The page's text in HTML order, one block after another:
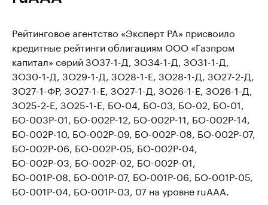
Рейтинговое агентство «Эксперт РА» присвоило
кредитные рейтинги облигациям ООО «Газпром
капитал» серий ЗО37-1-Д, ЗО34-1-Д, ЗО31-1-Д,
ЗО30-1-Д, ЗО29-1-Д, ЗО28-1-E, ЗО28-1-Д, ЗО27-2-Д,
ЗО27-1-ФР, ЗО27-1-Е, ЗО27-1-Д, ЗО26-1-Е, ЗО26-1-Д,
ЗО25-2-Е, ЗО25-1-Е, БО-04, БО-03, БО-02, БО-01,
БО-003Р-01, БО-002Р-12, БО-002Р-11, БО-002Р-14,
БО-002Р-10, БО-002Р-09, БО-002Р-08, БО-002Р-07,
БО-002Р-06, БО-002Р-05, БО-002Р-04,
БО-002Р-03, БО-002Р-02, БО-002Р-01,
БО-001Р-08, БО-001Р-07, БО-001Р-06, БО-001Р-05,
БО-001Р-04, БО-001Р-03, 07 на уровне ruAAA.